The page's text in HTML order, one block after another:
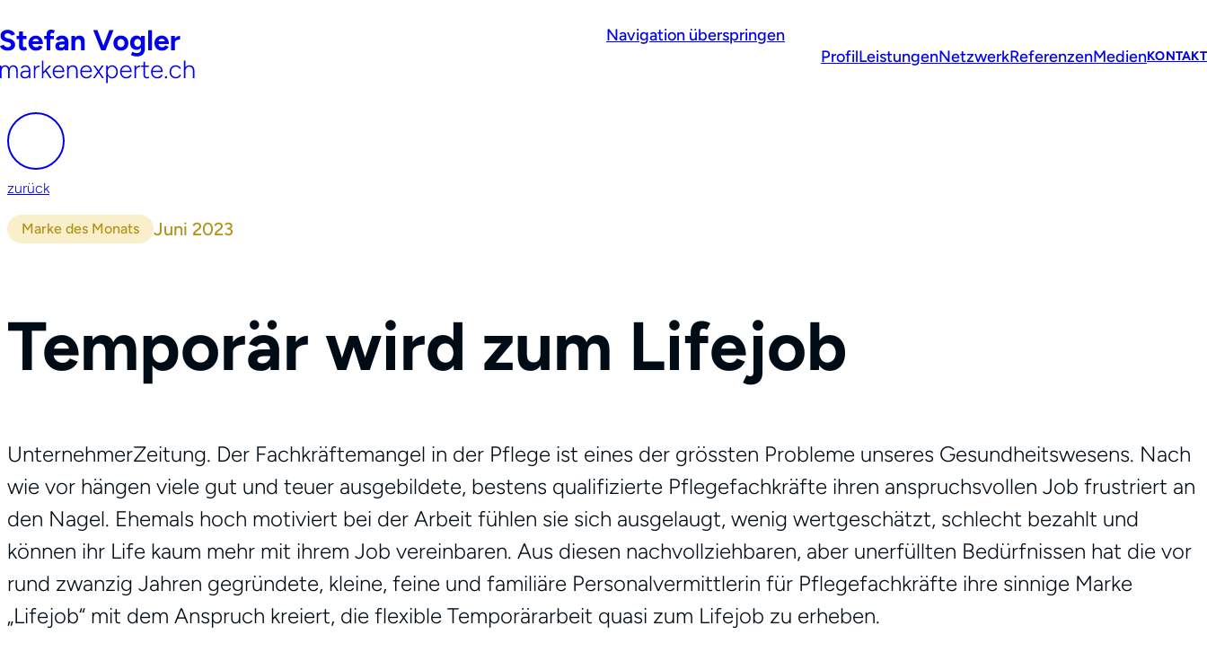
Navigation überspringen
ProfilLeistungenNetzwerkReferenzenMedienKONTAKT
zurück
Marke des Monats Juni 2023
Temporär wird zum Lifejob
UnternehmerZeitung. Der Fachkräftemangel in der Pflege ist eines der grössten Probleme unseres Gesundheitswesens. Nach
wie vor hängen viele gut und teuer ausgebildete, bestens qualifizierte Pflegefachkräfte ihren anspruchsvollen Job frustriert an
den Nagel. Ehemals hoch motiviert bei der Arbeit fühlen sie sich ausgelaugt, wenig wertgeschätzt, schlecht bezahlt und
können ihr Life kaum mehr mit ihrem Job vereinbaren. Aus diesen nachvollziehbaren, aber unerfüllten Bedürfnissen hat die vor
rund zwanzig Jahren gegründete, kleine, feine und familiäre Personalvermittlerin für Pflegefachkräfte ihre sinnige Marke
„Lifejob“ mit dem Anspruch kreiert, die flexible Temporärarbeit quasi zum Lifejob zu erheben.